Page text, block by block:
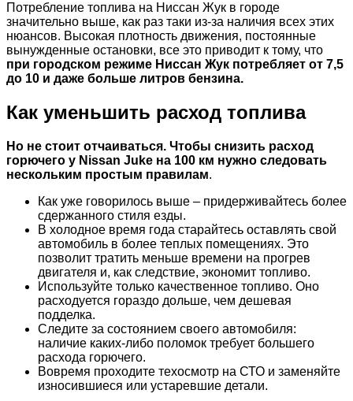
Потребление топлива на Ниссан Жук в городе
значительно выше, как раз таки из-за наличия всех этих
нюансов. Высокая плотность движения, постоянные
вынужденные остановки, все это приводит к тому, что
при городском режиме Ниссан Жук потребляет от 7,5
до 10 и даже больше литров бензина.
Как уменьшить расход топлива
Но не стоит отчаиваться. Чтобы снизить расход
горючего у Nissan Juke на 100 км нужно следовать
нескольким простым правилам.
Как уже говорилось выше – придерживайтесь более
сдержанного стиля езды.
В холодное время года старайтесь оставлять свой
автомобиль в более теплых помещениях. Это
позволит тратить меньше времени на прогрев
двигателя и, как следствие, экономит топливо.
Используйте только качественное топливо. Оно
расходуется гораздо дольше, чем дешевая
подделка.
Следите за состоянием своего автомобиля:
наличие каких-либо поломок требует большего
расхода горючего.
Вовремя проходите техосмотр на СТО и заменяйте
износившиеся или устаревшие детали.